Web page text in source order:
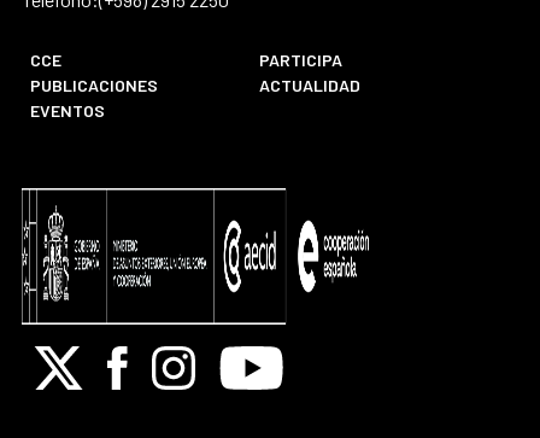
CCE
PARTICIPA
PUBLICACIONES
ACTUALIDAD
EVENTOS
X FacebookInstagramYoutube